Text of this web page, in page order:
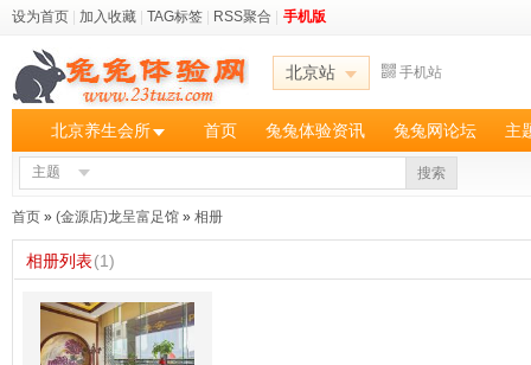
设为首页 加入收藏 TAG标签 RSS聚合 手机版
北京站 手机站
北京养生会所 首页 兔兔体验资讯 兔兔网论坛 主
主题 搜索
首页 » (金源店)龙呈富足馆 » 相册
相册列表(1)